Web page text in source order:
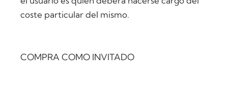
coste particular del mismo.
COMPRA COMO INVITADO